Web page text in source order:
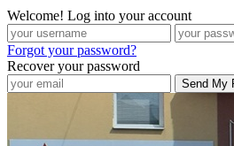
Welcome! Log into your account
Forgot your password?
Recover your password